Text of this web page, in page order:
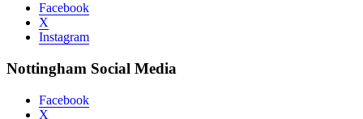
Facebook
X
Instagram
Nottingham Social Media
Facebook
X